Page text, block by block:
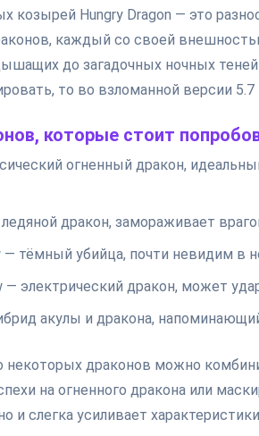
козырей Hungry Dragon — это
каждый со своей
до загадочных ночных
то во взломанной версии
которые стоит
огненный дракон,
дракон, замораживает
— тёмный убийца, почти невидим в
— электрический дракон, может
акулы и дракона,
некоторых драконов можно
на огненного дракона или
и слегка усиливает